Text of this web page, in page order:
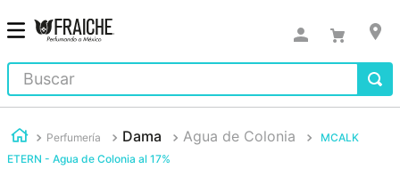
Buscar
Perfumería Dama Agua de Colonia
MCALK
ETERN - Agua de Colonia al 17%